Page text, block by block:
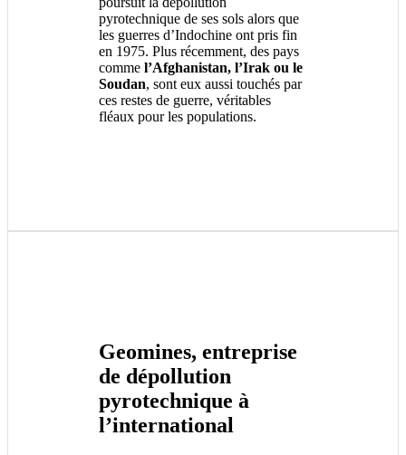
pyrotechnique de ses sols alors que
les guerres d’Indochine ont pris fin
en 1975. Plus récemment, des pays
comme l’Afghanistan, l’Irak ou le
Soudan, sont eux aussi touchés par
ces restes de guerre, véritables
fléaux pour les populations.
Geomines, entreprise
de dépollution
pyrotechnique à
l’international